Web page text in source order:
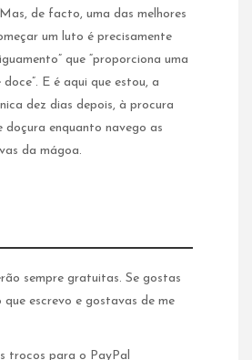
de facto, uma das melhores
um luto é precisamente
que “proporciona uma
E é aqui que estou, a
dez dias depois, à procura
doçura enquanto navego as
da mágoa.
sempre gratuitas. Se gostas
que escrevo e gostavas de me
trocos para o PayPal